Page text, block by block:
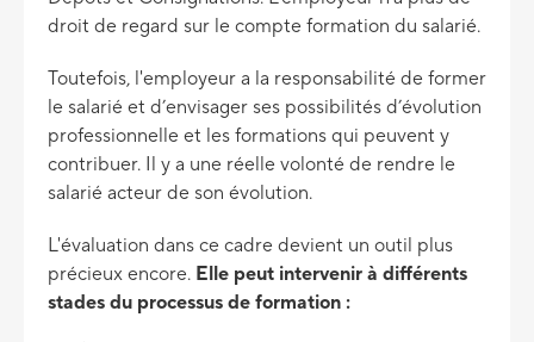
droit de regard sur le compte formation du salarié.
Toutefois, l'employeur a la responsabilité de former
le salarié et d’envisager ses possibilités d’évolution
professionnelle et les formations qui peuvent y
contribuer. Il y a une réelle volonté de rendre le
salarié acteur de son évolution.
L'évaluation dans ce cadre devient un outil plus
précieux encore. Elle peut intervenir à différents
stades du processus de formation :